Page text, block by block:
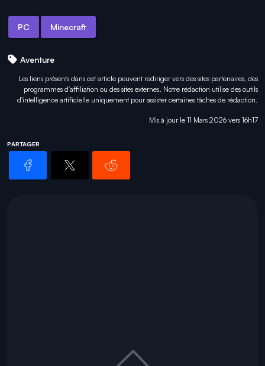
PC Minecraft
Aventure
Les liens présents dans cet article peuvent rediriger vers des sites partenaires, des
programmes d'affiliation ou des sites externes. Notre rédaction utilise des outils
d'intelligence artificielle uniquement pourassister certaines tâches de rédaction.
Mis à jour le 11 Mars 2026 vers 16h17
PARTAGER